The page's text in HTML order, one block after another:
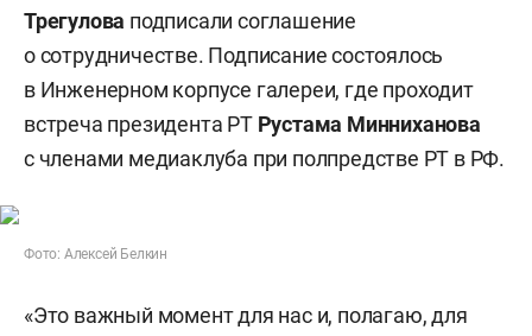
Трегулова подписали соглашение
о сотрудничестве. Подписание состоялось
в Инженерном корпусе галереи, где проходит
встреча президента РТ Рустама Минниханова
с членами медиаклуба при полпредстве РТ в РФ.
Фото: Алексей Белкин
«Это важный момент для нас и, полагаю, для